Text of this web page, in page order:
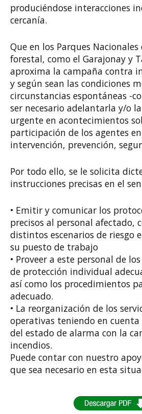
produciéndose interacciones
cercanía.
Que en los Parques
forestal, como el Garajonay y
aproxima la campaña contra
y según sean las condiciones
circunstancias espontáneas -
ser necesario adelantarla y/o
urgente en acontecimientos
participación de los agentes
intervención, prevención,
Por todo ello, se le solicita
instrucciones precisas en el
• Emitir y comunicar los
precisos al personal afectado,
distintos escenarios de riesgo
su puesto de trabajo
• Proveer a este personal de
de protección individual
así como los procedimientos
adecuado.
• La reorganización de los
operativas teniendo en cuenta
del estado de alarma con la
incendios.
Puede contar con nuestro
que sea necesario en esta